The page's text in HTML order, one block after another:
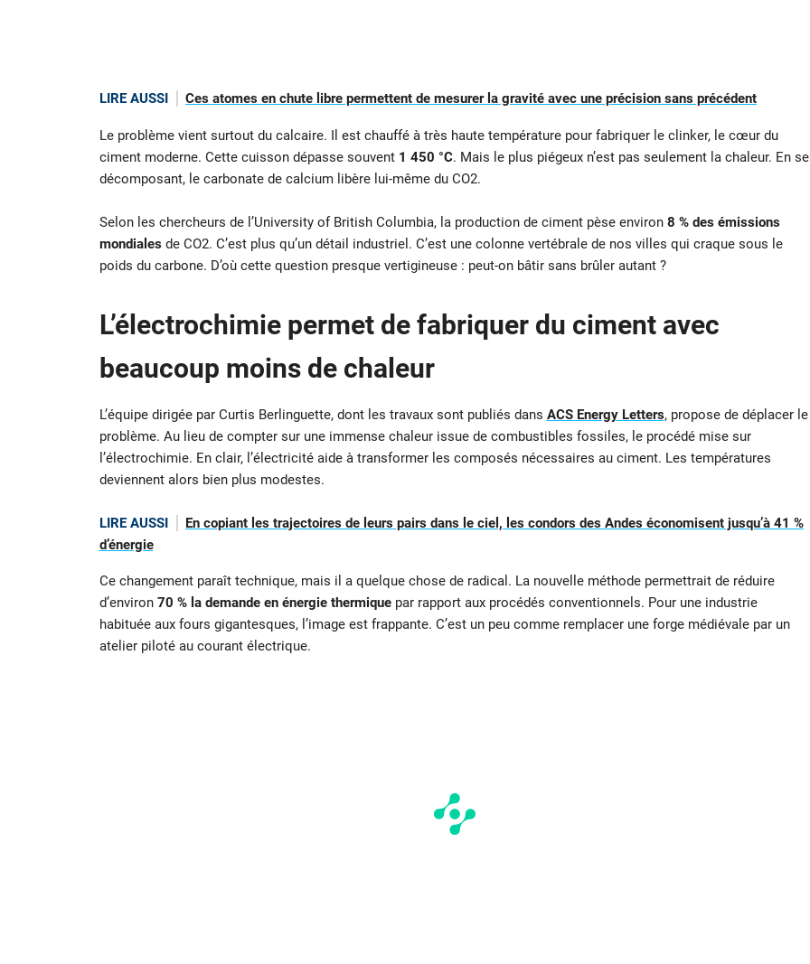
LIRE AUSSI Ces atomes en chute libre permettent de mesurer la gravité avec une précision sans précédent
Le problème vient surtout du calcaire. Il est chauffé à très haute température pour fabriquer le clinker, le cœur du
ciment moderne. Cette cuisson dépasse souvent 1 450 °C. Mais le plus piégeux n’est pas seulement la chaleur. En se
décomposant, le carbonate de calcium libère lui-même du CO2.
Selon les chercheurs de l’University of British Columbia, la production de ciment pèse environ 8 % des émissions
mondialesde CO2. C’est plus qu’un détail industriel. C’est une colonne vertébrale de nos villes qui craque sous le
poids du carbone. D’où cette question presque vertigineuse : peut-on bâtir sans brûler autant ?
L’électrochimie permet de fabriquer du ciment avec
beaucoup moins de chaleur
L’équipe dirigée par Curtis Berlinguette, dont les travaux sont publiés dans ACS Energy Letters, propose de déplacer le
problème. Au lieu de compter sur une immense chaleur issue de combustibles fossiles, le procédé mise sur
l’électrochimie. En clair, l’électricité aide à transformer les composés nécessaires au ciment. Les températures
deviennent alors bien plus modestes.
LIRE AUSSI
En copiant les trajectoires de leurs pairs dans le ciel, les condors des Andes économisent jusqu’à 41 %
d’énergie
Ce changement paraît technique, mais il a quelque chose de radical. La nouvelle méthode permettrait de réduire
d’environ 70 % la demande en énergie thermiquepar rapport aux procédés conventionnels. Pour une industrie
habituée aux fours gigantesques, l’image est frappante. C’est un peu comme remplacer une forge médiévale par un
atelier piloté au courant électrique.